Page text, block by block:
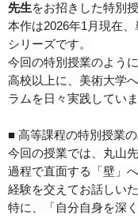
先生をお招きした特別
本作は2026年1月現在
シリーズです。
今回の特別授業のよう
高校以上に、美術大学
ラムを日々実践していま
■ 高等課程の特別授業
今回の授業では、丸山
過程で直面する「壁」
経験を交えてお話しい
特に、「自分自身を深